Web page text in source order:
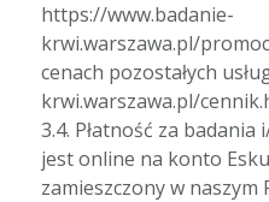
https://www.badanie-
krwi.warszawa.pl/
cenach pozostałych
krwi.warszawa.pl/
3.4. Płatność za
jest online na konto
zamieszczony w naszym